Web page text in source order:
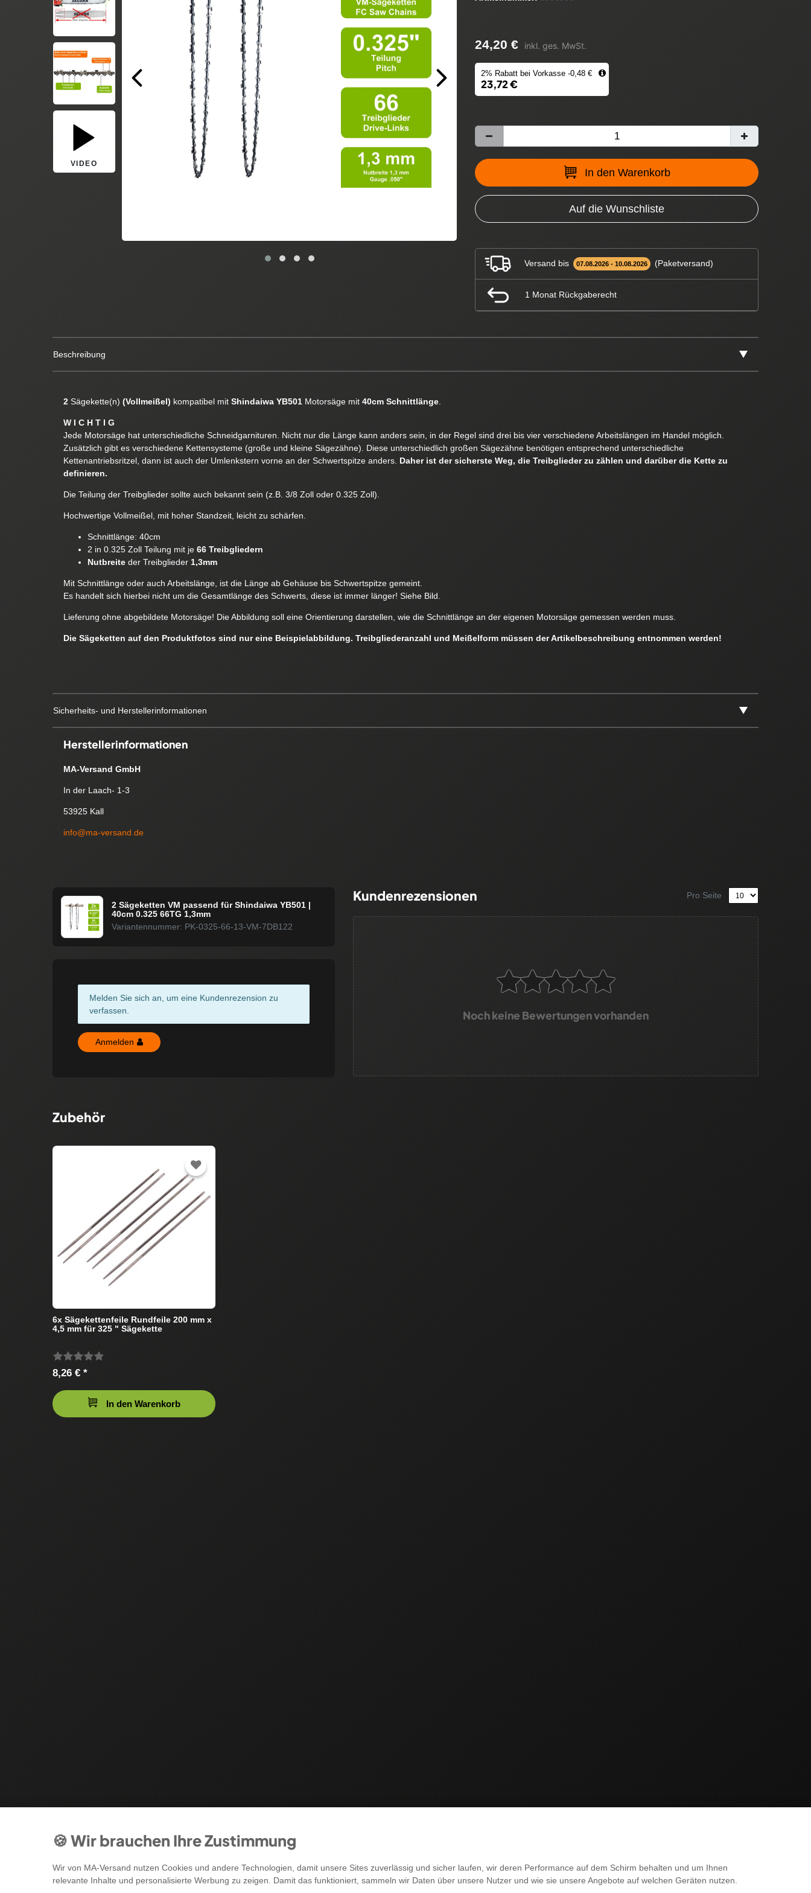
VIDEO
24,20 € inkl. ges. MwSt.
2% Rabatt bei Vorkasse -0,48 €
23,72 €
In den Warenkorb
Auf die Wunschliste
Versand bis 07.08.2026 - 10.08.2026 (Paketversand)
1 Monat Rückgaberecht
Beschreibung
2Sägekette(n) (Vollmeißel) kompatibel mit Shindaiwa YB501Motorsäge mit 40cm Schnittlänge.
W I C H T I G
Jede Motorsäge hat unterschiedliche Schneidgarnituren. Nicht nur die Länge kann anders sein, in der Regel sind drei bis vier verschiedene Arbeitslängen im Handel möglich.
Zusätzlich gibt es verschiedene Kettensysteme (große und kleine Sägezähne). Diese unterschiedlich großen Sägezähne benötigen entsprechend unterschiedliche
Kettenantriebsritzel, dann ist auch der Umlenkstern vorne an der Schwertspitze anders. Daher ist der sicherste Weg, die Treibglieder zu zählen und darüber die Kette zu
definieren.
Die Teilung der Treibglieder sollte auch bekannt sein (z.B. 3/8 Zoll oder 0.325 Zoll).
Hochwertige Vollmeißel, mit hoher Standzeit, leicht zu schärfen.
Schnittlänge: 40cm
2 in 0.325 Zoll Teilung mit je 66 Treibgliedern
Nutbreiteder Treibglieder 1,3mm
Mit Schnittlänge oder auch Arbeitslänge, ist die Länge ab Gehäuse bis Schwertspitze gemeint.
Es handelt sich hierbei nicht um die Gesamtlänge des Schwerts, diese ist immer länger! Siehe Bild.
Lieferung ohne abgebildete Motorsäge! Die Abbildung soll eine Orientierung darstellen, wie die Schnittlänge an der eigenen Motorsäge gemessen werden muss.
Die Sägeketten auf den Produktfotos sind nur eine Beispielabbildung. Treibgliederanzahl und Meißelform müssen der Artikelbeschreibung entnommen werden!
Sicherheits- und Herstellerinformationen
Herstellerinformationen
MA-Versand GmbH
In der Laach- 1-3
53925 Kall
info@ma-versand.de
2 Sägeketten VM passend für Shindaiwa YB501 |
40cm 0.325 66TG 1,3mm
Variantennummer: PK-0325-66-13-VM-7DB122
Melden Sie sich an, um eine Kundenrezension zu
verfassen.
Anmelden
Kundenrezensionen Pro Seite
Noch keine Bewertungen vorhanden
Zubehör
6x Sägekettenfeile Rundfeile 200 mm x
4,5 mm für 325 " Sägekette
8,26 € *
In den Warenkorb
🍪 Wir brauchen Ihre Zustimmung
Wir von MA-Versand nutzen Cookies und andere Technologien, damit unsere Sites zuverlässig und sicher laufen, wir deren Performance auf dem Schirm behalten und um Ihnen
relevante Inhalte und personalisierte Werbung zu zeigen. Damit das funktioniert, sammeln wir Daten über unsere Nutzer und wie sie unsere Angebote auf welchen Geräten nutzen.
RECHTLICHES SERVICE